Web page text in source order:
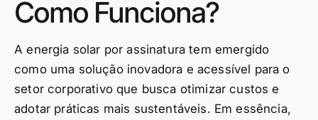
Como Funciona?
A energia solar por assinatura tem emergido
como uma solução inovadora e acessível para o
setor corporativo que busca otimizar custos e
adotar práticas mais sustentáveis. Em essência,